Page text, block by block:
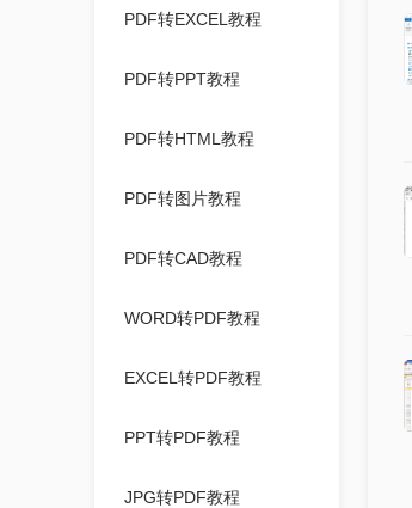
PDF转EXCEL教程
PDF转PPT教程
PDF转HTML教程
PDF转图片教程
PDF转CAD教程
WORD转PDF教程
EXCEL转PDF教程
PPT转PDF教程
JPG转PDF教程